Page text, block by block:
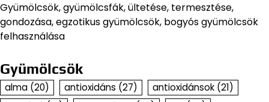
Gyümölcsök, gyümölcsfák, ültetése, termesztése,
gondozása, egzotikus gyümölcsök, bogyós gyümölcsök
felhasználása
Gyümölcsök
alma (20) antioxidáns (27) antioxidánsok (21)